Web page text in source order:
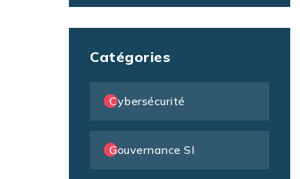
Catégories
Cybersécurité
Gouvernance SI